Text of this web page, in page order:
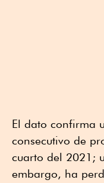
El dato confirma
consecutivo de
cuarto del 2021;
embargo, ha